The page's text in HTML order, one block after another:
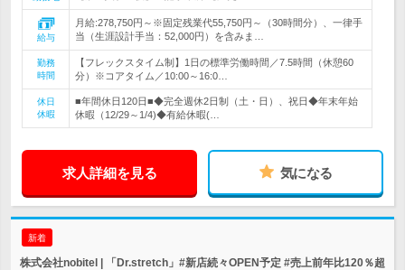
給与
月給:278,750円～※固定残業代55,750円～（30時間分）、一律手
当（生涯設計手当：52,000円）を含みま…
勤務
時間
【フレックスタイム制】1日の標準労働時間／7.5時間（休憩60
分）※コアタイム／10:00～16:0…
休日
休暇
■年間休日120日■◆完全週休2日制（土・日）、祝日◆年末年始
休暇（12/29～1/4)◆有給休暇(…
求人詳細を見る 気になる
新着
株式会社nobitel | 「Dr.stretch」#新店続々OPEN予定 #売上前年比120％超